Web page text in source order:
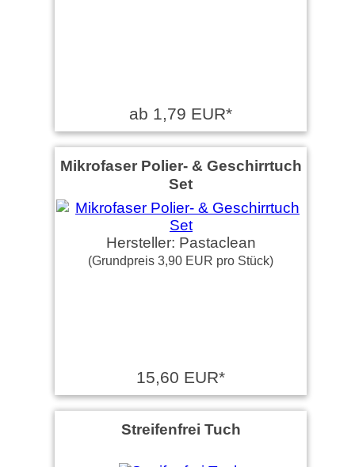
ab 1,79 EUR*
Mikrofaser Polier- & Geschirrtuch
Set
Hersteller: Pastaclean
(Grundpreis 3,90 EUR pro Stück)
15,60 EUR*
Streifenfrei Tuch